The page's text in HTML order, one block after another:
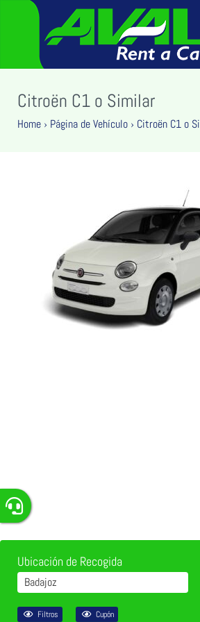
Citroën C1 o Similar
Home › Página de Vehículo › Citroën C1 o
Ubicación de Recogida
Badajoz
Filtros Cupón